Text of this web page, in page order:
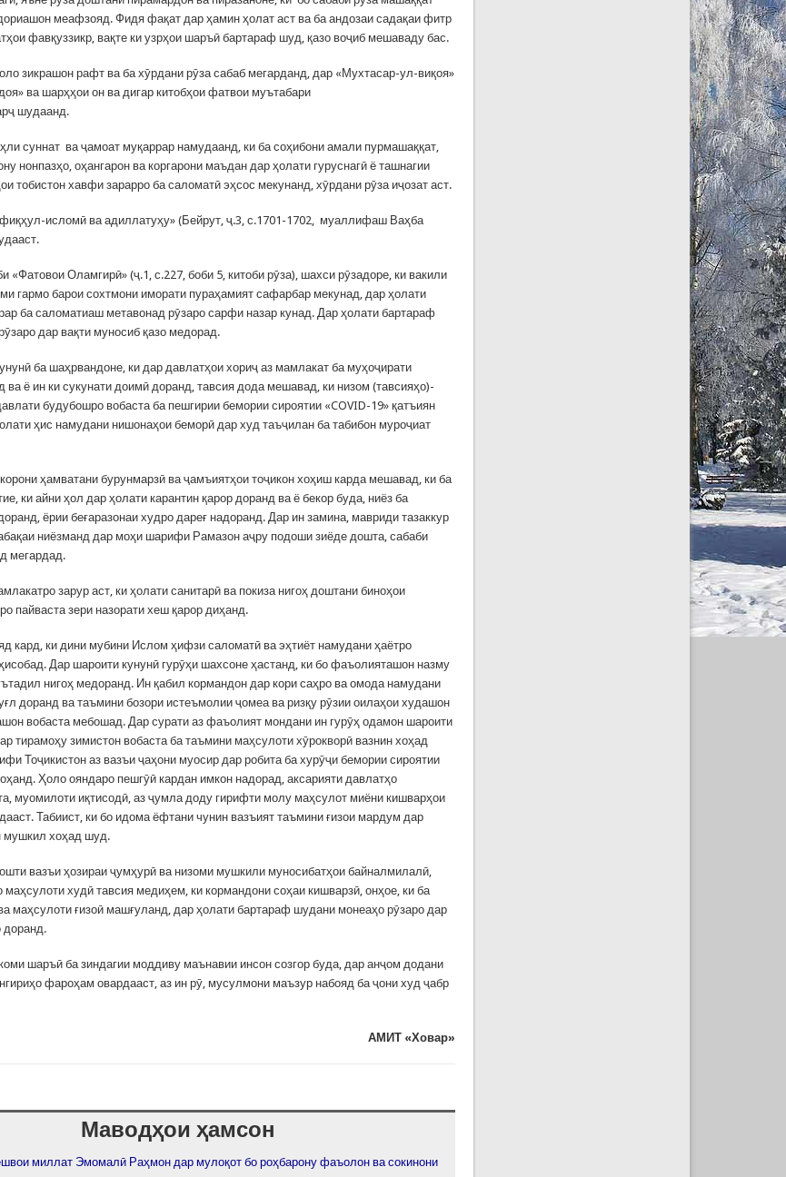
меафзояд. Фидя фақат дар ҳамин ҳолат аст ва ба андозаи садақаи фитр
фавқуззикр, вақте ки узрҳои шаръӣ бартараф шуд, қазо воҷиб мешаваду бас.
зикрашон рафт ва ба хӯрдани рӯза сабаб мегарданд, дар «Мухтасар-ул-виқоя»
ва шарҳҳои он ва дигар китобҳои фатвои муътабари
шудаанд.
суннат ва ҷамоат муқаррар намудаанд, ки ба соҳибони амали пурмашаққат,
нонпазҳо, оҳангарон ва коргарони маъдан дар ҳолати гуруснагӣ ё ташнагии
тобистон хавфи зарарро ба саломатӣ эҳсос мекунанд, хӯрдани рӯза иҷозат аст.
исломӣ ва адиллатуҳу» (Бейрут, ҷ.3, с.1701-1702, муаллифаш Ваҳба
«Фатовои Оламгирӣ» (ҷ.1, с.227, боби 5, китоби рӯза), шахси рӯзадоре, ки вакили
гармо барои сохтмони иморати пураҳамият сафарбар мекунад, дар ҳолати
ба саломатиаш метавонад рӯзаро сарфи назар кунад. Дар ҳолати бартараф
дар вақти муносиб қазо медорад.
ба шаҳрвандоне, ки дар давлатҳои хориҷ аз мамлакат ба муҳоҷирати
ва ё ин ки сукунати доимӣ доранд, тавсия дода мешавад, ки низом (тавсияҳо)-
будубошро вобаста ба пешгирии бемории сироятии «COVID-19» қатъиян
ҳис намудани нишонаҳои беморӣ дар худ таъҷилан ба табибон муроҷиат
ҳамватани бурунмарзӣ ва ҷамъиятҳои тоҷикон хоҳиш карда мешавад, ки ба
ки айни ҳол дар ҳолати карантин қарор доранд ва ё бекор буда, ниёз ба
ёрии беғаразонаи худро дареғ надоранд. Дар ин замина, мавриди тазаккур
ниёзманд дар моҳи шарифи Рамазон аҷру подоши зиёде дошта, сабаби
мегардад.
зарур аст, ки ҳолати санитарӣ ва покиза нигоҳ доштани биноҳои
пайваста зери назорати хеш қарор диҳанд.
кард, ки дини мубини Ислом ҳифзи саломатӣ ва эҳтиёт намудани ҳаётро
Дар шароити кунунӣ гурӯҳи шахсоне ҳастанд, ки бо фаъолияташон назму
нигоҳ медоранд. Ин қабил кормандон дар кори саҳро ва омода намудани
доранд ва таъмини бозори истеъмолии ҷомеа ва ризқу рӯзии оилаҳои худашон
вобаста мебошад. Дар сурати аз фаъолият мондани ин гурӯҳ одамон шароити
тирамоҳу зимистон вобаста ба таъмини маҳсулоти хӯрокворӣ вазнин хоҳад
Тоҷикистон аз вазъи ҷаҳони муосир дар робита ба хурӯҷи бемории сироятии
Ҳоло ояндаро пешгӯӣ кардан имкон надорад, аксарияти давлатҳо
муомилоти иқтисодӣ, аз ҷумла доду гирифти молу маҳсулот миёни кишварҳои
Табиист, ки бо идома ёфтани чунин вазъият таъмини ғизои мардум дар
мушкил хоҳад шуд.
вазъи ҳозираи ҷумҳурӣ ва низоми мушкили муносибатҳои байналмилалӣ,
худӣ тавсия медиҳем, ки кормандони соҳаи кишварзӣ, онҳое, ки ба
маҳсулоти ғизоӣ машғуланд, дар ҳолати бартараф шудани монеаҳо рӯзаро дар
доранд.
шаръӣ ба зиндагии моддиву маънавии инсон созгор буда, дар анҷом додани
фароҳам овардааст, аз ин рӯ, мусулмони маъзур набояд ба ҷони худ ҷабр
АМИТ «Ховар»
Маводҳои ҳамсон
миллат Эмомалӣ Раҳмон дар мулоқот бо роҳбарону фаъолон ва сокинони